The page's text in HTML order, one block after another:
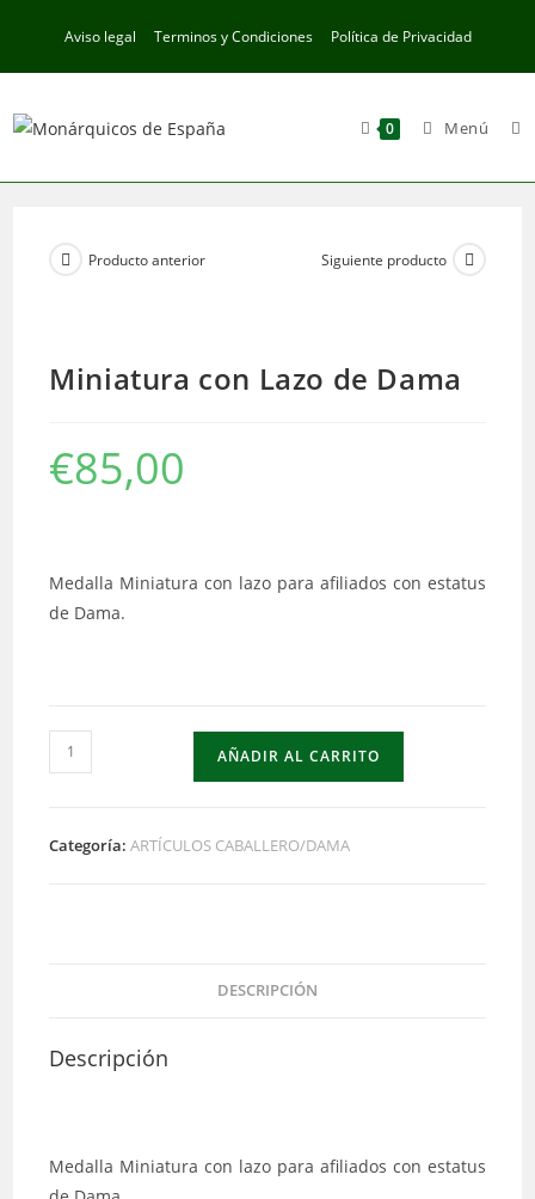
contenido
Aviso legal Terminos y Condiciones Política de Privacidad
0 Menú
Producto anterior Siguiente producto
Miniatura con Lazo de Dama
€85,00
Medalla Miniatura con lazo para afiliados con estatus
de Dama.
Miniatura
con
AÑADIR AL CARRITO
Categoría:ARTÍCULOS CABALLERO/DAMA
DESCRIPCIÓN
Descripción
Medalla Miniatura con lazo para afiliados con estatus